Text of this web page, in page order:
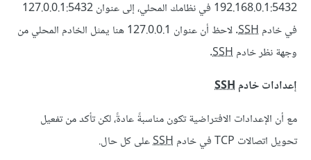
192.168.0.1:5432 في نظامك المحلي، إلى عنوان 127.0.0.1:5432
في خادم SSH
. لاحظ أن عنوان 127.0.0.1 هنا يمثل الخادم المحلي من
وجهة نظر خادم SSH
.
إعدادات خادمSSH
مع أن الإعدادات الافتراضية تكون مناسبةً عادةً، لكن تأكد من تفعيل
تحويل اتصالات TCP في خادم
SSHعلى كل حال.